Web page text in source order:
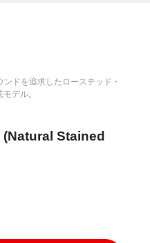
ンドを追求したローステッド・
デル。
Stained